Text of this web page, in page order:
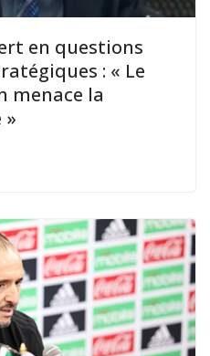
en questions
: « Le
menace la
»